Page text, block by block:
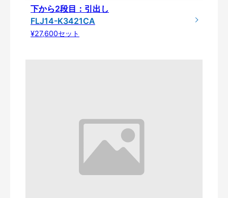
下から2段目：引出し
FLJ14-K3421CA
¥27,600セット